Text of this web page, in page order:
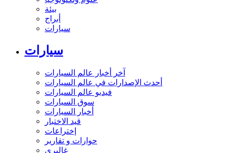
بيئة
أبراج
سيارات
سيارات
آخر أخبار عالم السيارات
أحدث الإصدارات في عالم السيارات
فيديو عالم السيارات
سوق السيارات
أخبار السيارات
قيد الاختبار
إختراعات
حوارات و تقارير
غاليري